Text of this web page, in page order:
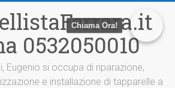
0532050010
Eugenio si occupa di riparazione,
e installazione di tapparelle a
Chiama Ora!